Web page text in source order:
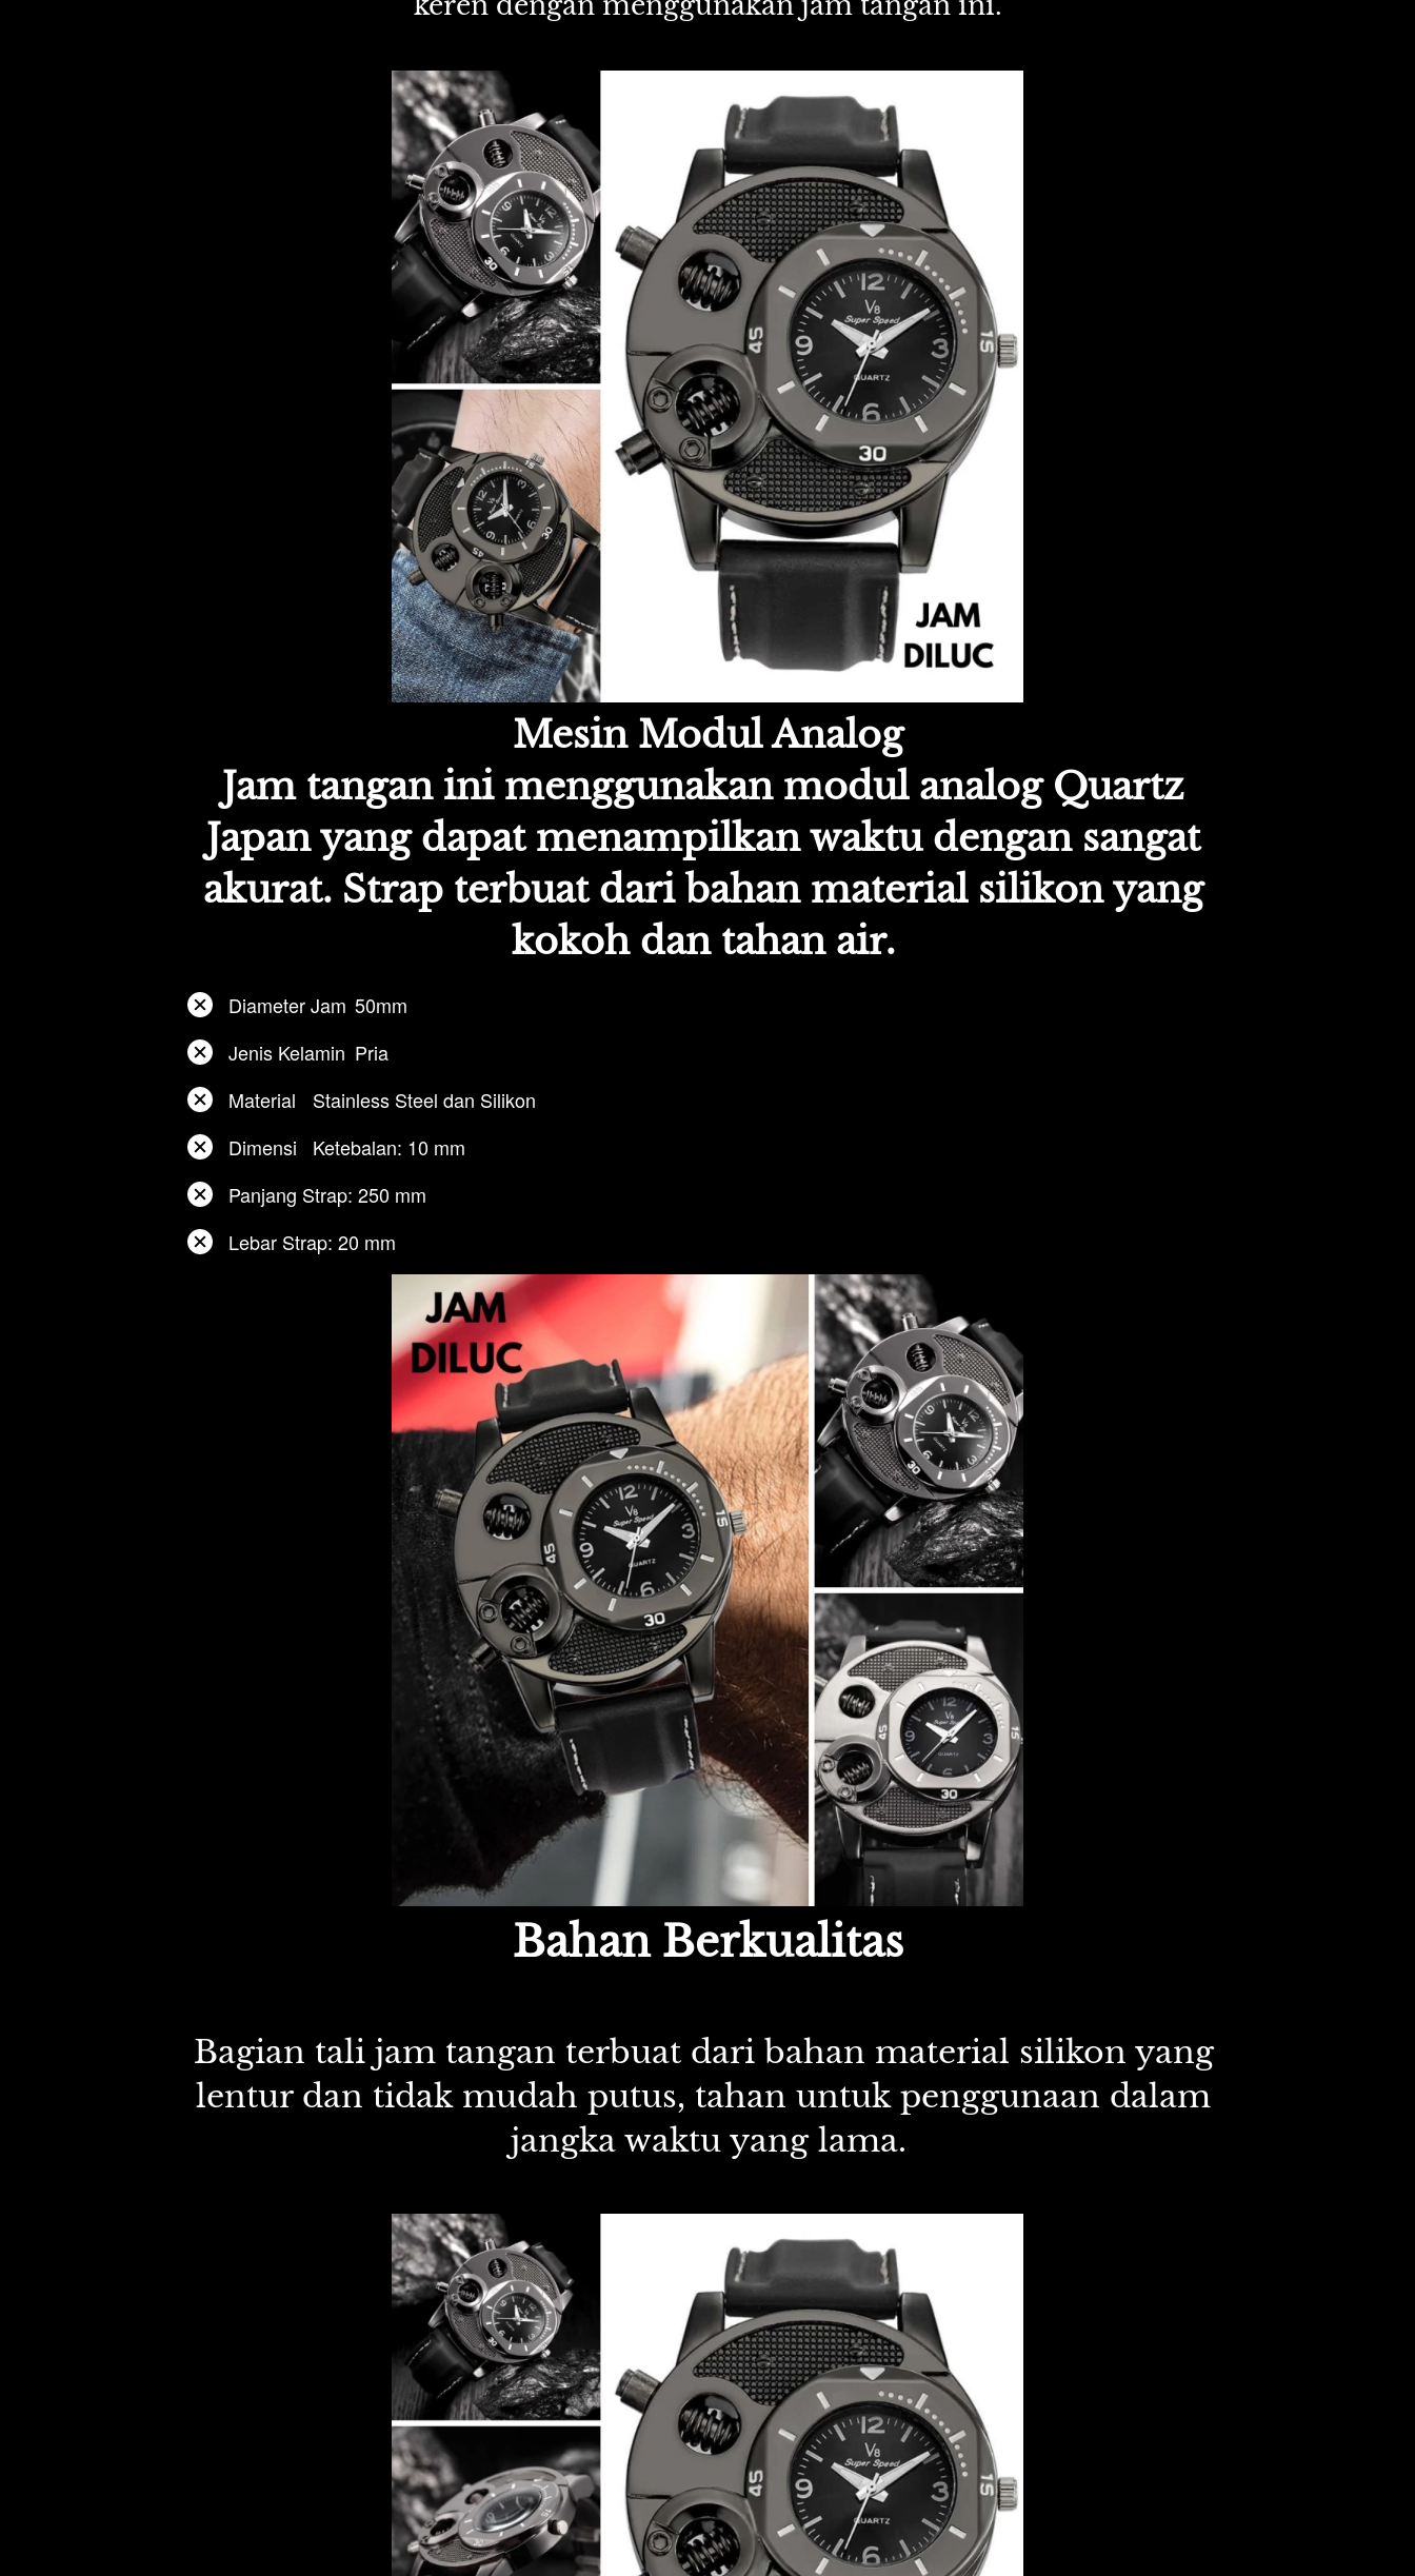
Mesin Modul Analog
Jam tangan ini menggunakan modul analog Quartz
Japan yang dapat menampilkan waktu dengan sangat
akurat. Strap terbuat dari bahan material silikon yang
kokoh dan tahan air.
Diameter Jam	50mm
Jenis Kelamin	Pria
Material	Stainless Steel dan Silikon
Dimensi	Ketebalan: 10 mm
Panjang Strap: 250 mm
Lebar Strap: 20 mm
Bahan Berkualitas
Bagian tali jam tangan terbuat dari bahan material silikon yang
lentur dan tidak mudah putus, tahan untuk penggunaan dalam
jangka waktu yang lama.